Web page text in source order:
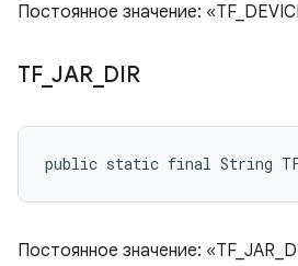
Постоянное значение:
TF_JAR_ DIR
public static final String
Постоянное значение: